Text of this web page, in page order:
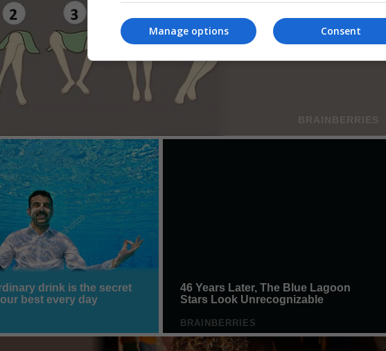
Consent
Manage options